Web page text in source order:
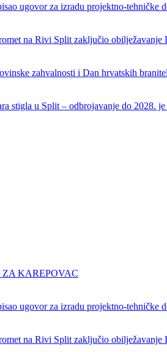
ugovor za izradu projektno-tehničke
na Rivi Split zaključio obilježavanje
zahvalnosti i Dan hrvatskih
stigla u Split – odbrojavanje do 2028.
KAREPOVAC
ugovor za izradu projektno-tehničke
na Rivi Split zaključio obilježavanje